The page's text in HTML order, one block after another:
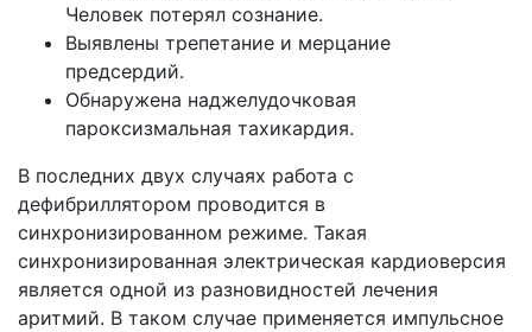
Человек потерял сознание.
Выявлены трепетание и мерцание
предсердий.
Обнаружена наджелудочковая
пароксизмальная тахикардия.
В последних двух случаях работа с
дефибриллятором проводится в
синхронизированном режиме. Такая
синхронизированная электрическая кардиоверсия
является одной из разновидностей лечения
аритмий. В таком случае применяется импульсное